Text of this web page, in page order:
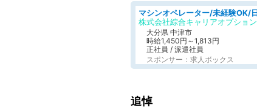
株式会社綜合キャリアオプション
大分県 中津市
時給1,450円～1,813円
正社員 / 派遣社員
スポンサー：求人ボックス
追悼